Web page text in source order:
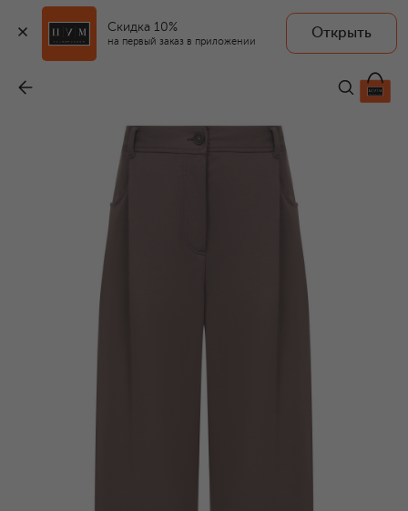
Скидка 10%
на первый заказ в приложении
Открыть
199 500 ₽